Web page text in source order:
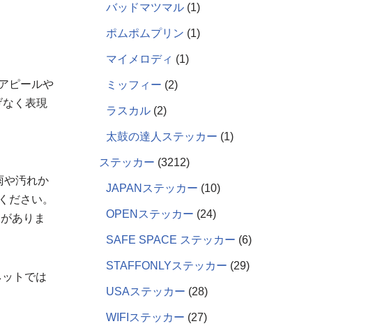
ピールや
く表現
や汚れか
ださい。
ありま
トでは
バッドマツマル 1
ポムポムプリン 1
マイメロディ 1
ミッフィー 2
ラスカル 2
太鼓の達人ステッカー 1
ステッカー 3212
JAPANステッカー 10
OPENステッカー 24
SAFE SPACE ステッカー 6
STAFFONLYステッカー 29
USAステッカー 28
WIFIステッカー 27